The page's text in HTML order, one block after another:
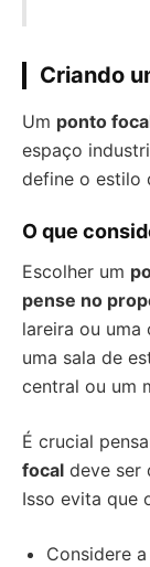
Criando
Um ponto
espaço
define o estilo
O que
Escolher um
pense no
lareira ou uma
uma sala de
central ou um
É crucial
focal deve ser
Isso evita que
Considere